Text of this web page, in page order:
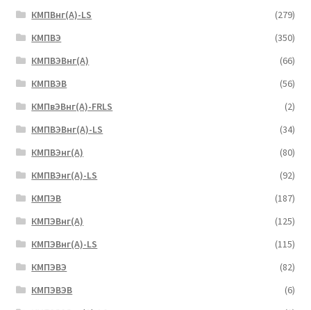
КМПВнг(А)-LS
(279)
КМПВЭ
(350)
КМПВЭBнг(А)
(66)
КМПВЭВ
(56)
КМПвЭВнг(А)-FRLS
(2)
КМПВЭВнг(А)-LS
(34)
КМПВЭнг(А)
(80)
КМПВЭнг(А)-LS
(92)
КМПЭВ
(187)
КМПЭВнг(А)
(125)
КМПЭВнг(А)-LS
(115)
КМПЭВЭ
(82)
КМПЭВЭВ
(6)